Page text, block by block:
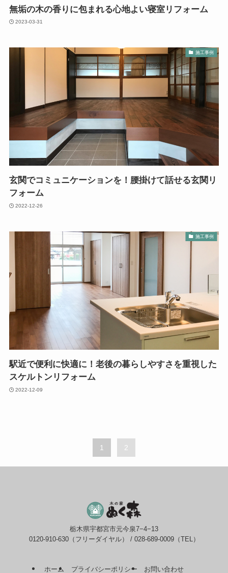
無垢の木の香りに包まれる心地よい寝室リフォーム
2023-03-31
施工事例
玄関でコミュニケーションを！腰掛けて話せる玄関リ
フォーム
2022-12-26
施工事例
駅近で便利に快適に！老後の暮らしやすさを重視した
スケルトンリフォーム
2022-12-09
1 2
栃木県宇都宮市元今泉7−4−13
0120-910-630（フリーダイヤル） / 028-689-0009（TEL）
ホーム プライバシーポリシー お問い合わせ